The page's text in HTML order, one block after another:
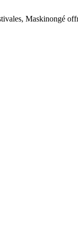
Maskinongé